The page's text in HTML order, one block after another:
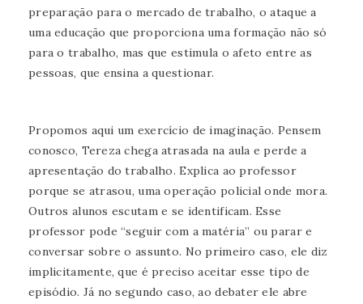
preparação para o mercado de trabalho, o ataque a
uma educação que proporciona uma formação não só
para o trabalho, mas que estimula o afeto entre as
pessoas, que ensina a questionar.
Propomos aqui um exercício de imaginação. Pensem
conosco, Tereza chega atrasada na aula e perde a
apresentação do trabalho. Explica ao professor
porque se atrasou, uma operação policial onde mora.
Outros alunos escutam e se identificam. Esse
professor pode “seguir com a matéria” ou parar e
conversar sobre o assunto. No primeiro caso, ele diz
implicitamente, que é preciso aceitar esse tipo de
episódio. Já no segundo caso, ao debater ele abre